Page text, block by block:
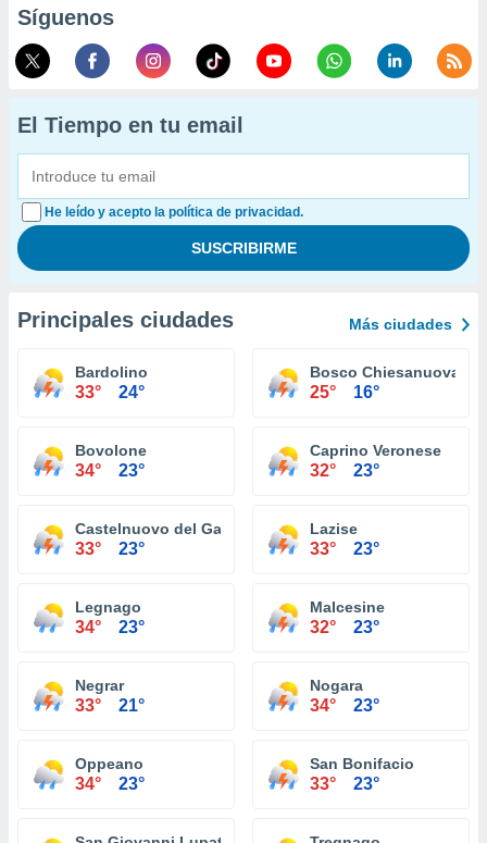
Síguenos
El Tiempo en tu email
He leído y acepto la política de privacidad.
Principales ciudades Más ciudades
Bardolino
33° 24°
Bosco Chiesanuova
25° 16°
Bovolone
34° 23°
Caprino Veronese
32° 23°
Castelnuovo del Garda
33° 23°
Lazise
33° 23°
Legnago
34° 23°
Malcesine
32° 23°
Negrar
33° 21°
Nogara
34° 23°
Oppeano
34° 23°
San Bonifacio
33° 23°